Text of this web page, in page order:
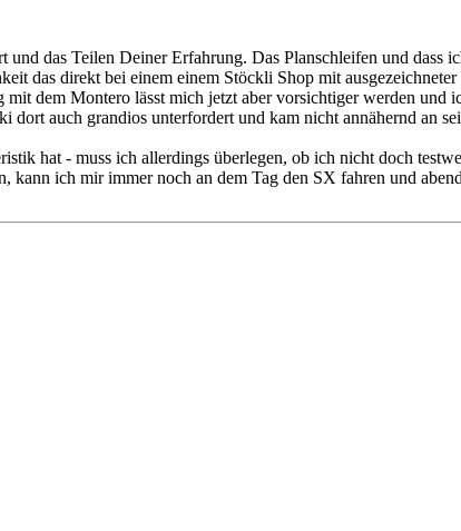
das Teilen Deiner Erfahrung. Das Planschleifen und
das direkt bei einem einem Stöckli Shop mit
dem Montero lässt mich jetzt aber vorsichtiger werden
auch grandios unterfordert und kam nicht annähernd an
hat - muss ich allerdings überlegen, ob ich nicht doch
kann ich mir immer noch an dem Tag den SX fahren und